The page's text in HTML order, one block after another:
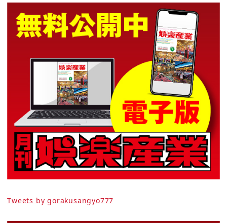
Tweets by gorakusangyo777